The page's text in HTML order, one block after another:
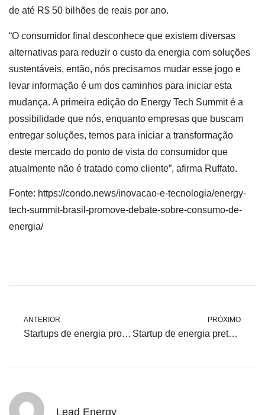
de até R$ 50 bilhões de reais por ano.
“O consumidor final desconhece que existem diversas
alternativas para reduzir o custo da energia com soluções
sustentáveis, então, nós precisamos mudar esse jogo e
levar informação é um dos caminhos para iniciar esta
mudança. A primeira edição do Energy Tech Summit é a
possibilidade que nós, enquanto empresas que buscam
entregar soluções, temos para iniciar a transformação
deste mercado do ponto de vista do consumidor que
atualmente não é tratado como cliente”, afirma Ruffato.
Fonte: https://condo.news/inovacao-e-tecnologia/energy-
tech-summit-brasil-promove-debate-sobre-consumo-de-
energia/
ANTERIOR
Startups de energia promovem conscientização sobre o setor através de evento em São Paulo
PRÓXIMO
Startup de energia pretende reduzir conta dos brasileiros em R$ 1 bilhão até 2027
Lead Energy